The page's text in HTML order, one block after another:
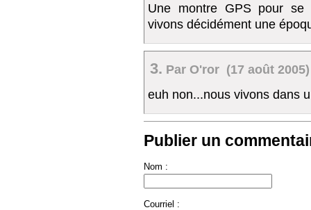
Une montre GPS pour
vivons décidément une
3. Par O'ror (17 août
euh non...nous vivons dans
Publier un
Nom :
Courriel :